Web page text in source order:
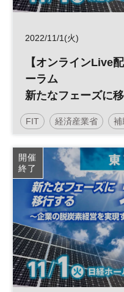
2022/11/1(火)
【オンラインLive
ーラム
新たなフェーズに
～企業の脱炭素経
FIT 経済産業省 補
太陽光発電 再生可能
日経産業新聞フォーラム
開催
終了